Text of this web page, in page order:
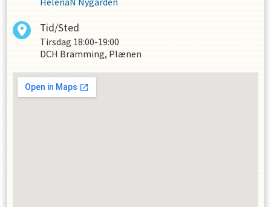
Tid/Sted
Tirsdag 18:00-19:00
DCH Bramming, Plænen